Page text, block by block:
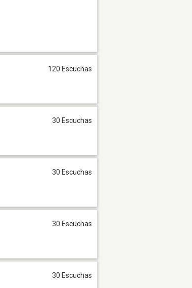
120 Escuchas
30 Escuchas
30 Escuchas
30 Escuchas
30 Escuchas